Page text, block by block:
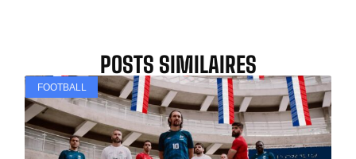
POSTS SIMILAIRES
FOOTBALL